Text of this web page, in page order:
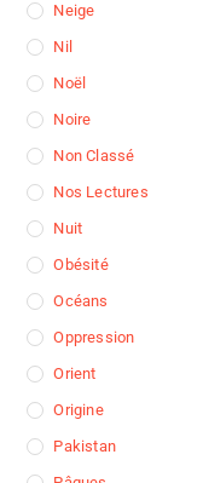
Neige
Nil
Noël
Noire
Non Classé
Nos Lectures
Nuit
Obésité
Océans
Oppression
Orient
Origine
Pakistan